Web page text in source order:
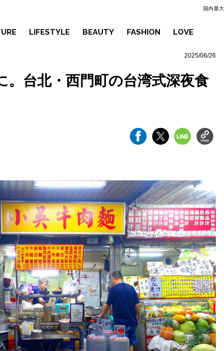
国内最
LIFESTYLE BEAUTY FASHION LOVE
2025/06/26
。台北・西門町の台湾式深夜食